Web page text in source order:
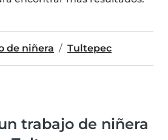
de niñera Tultepec
trabajo de niñera